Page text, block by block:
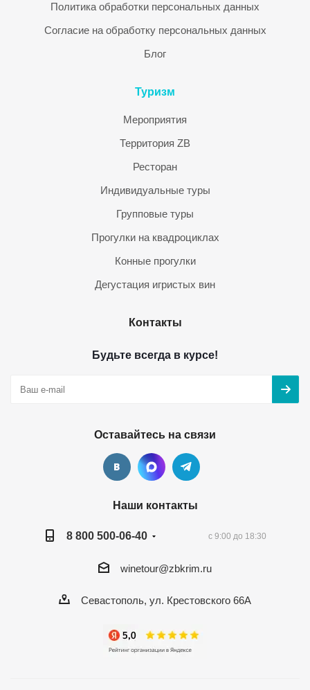
Политика обработки персональных данных
Согласие на обработку персональных данных
Блог
Туризм
Мероприятия
Территория ZB
Ресторан
Индивидуальные туры
Групповые туры
Прогулки на квадроциклах
Конные прогулки
Дегустация игристых вин
Контакты
Будьте всегда в курсе!
Оставайтесь на связи
Наши контакты
8 800 500-06-40 с 9:00 до 18:30
winetour@zbkrim.ru
Севастополь, ул. Крестовского 66А